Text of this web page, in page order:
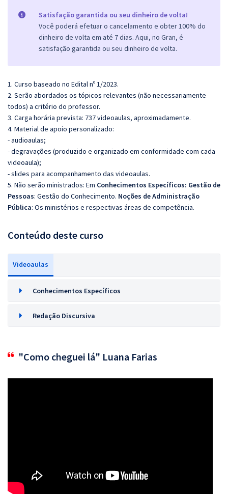
Satisfação garantida ou seu dinheiro de volta!
Você poderá efetuar o cancelamento e obter 100% do
dinheiro de volta em até 7 dias. Aqui, no Gran, é
satisfação garantida ou seu dinheiro de volta.
1. Curso baseado no Edital nº 1/2023.
2. Serão abordados os tópicos relevantes (não necessariamente
todos) a critério do professor.
3. Carga horária prevista: 737 videoaulas, aproximadamente.
4. Material de apoio personalizado:
- audioaulas;
- degravações (produzido e organizado em conformidade com cada
videoaula);
- slides para acompanhamento das videoaulas.
5. Não serão ministrados: Em Conhecimentos Específicos: Gestão de
Pessoas: Gestão do Conhecimento. Noções de Administração
Pública: Os ministérios e respectivas áreas de competência.
Conteúdo deste curso
Videoaulas
Conhecimentos Específicos
Redação Discursiva
"Como cheguei lá" Luana Farias